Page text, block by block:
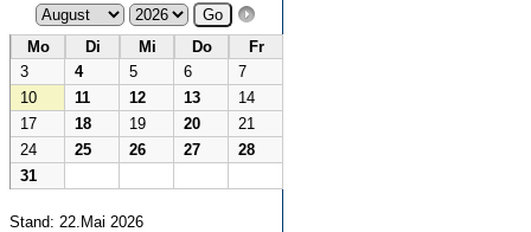
Mo Di Mi Do
Fr
3
4 5 6
7
10
11 12 13
14
17
18 19 20
21
24
25 26 27
28
31
Stand: 22.Mai 2026